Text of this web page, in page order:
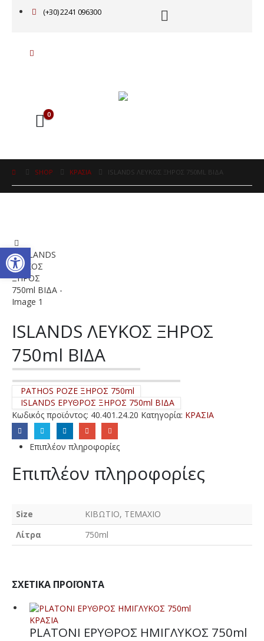
(+30) 2241 096300
0
SHOP ΚΡΑΣΙΑ ISLANDS ΛΕΥΚΟΣ ΞΗΡΟΣ 750ML ΒΙΔΑ
ISLANDS ΛΕΥΚΟΣ ΞΗΡΟΣ
750ml ΒΙΔΑ
PATHOS ΡΟΖΕ ΞΗΡΟΣ 750ml
ISLANDS ΕΡΥΘΡΟΣ ΞΗΡΟΣ 750ml ΒΙΔΑ
Κωδικός προϊόντος: 40.401.24.20 Κατηγορία: ΚΡΑΣΙΑ
Επιπλέον πληροφορίες
Επιπλέον πληροφορίες
Size
ΚΙΒΩΤΙΟ, ΤΕΜΑΧΙΟ
Λίτρα
750ml
ΣΧΕΤΙΚΆ ΠΡΟΪΌΝΤΑ
ΚΡΑΣΙΑ
PLATONI ΕΡΥΘΡΟΣ ΗΜΙΓΛΥΚΟΣ 750ml
Ανοίξτε τη γραμμή